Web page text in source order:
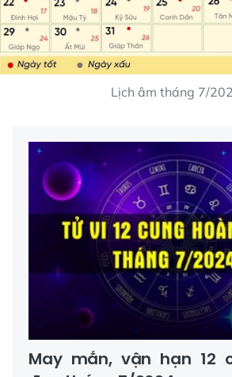
Lịch âm tháng 7/
May mắn, vận hạn 12